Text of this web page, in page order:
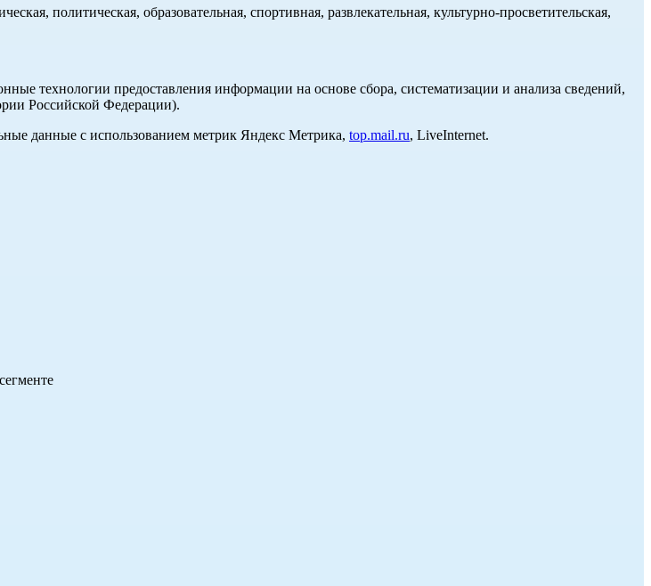
политическая, образовательная, спортивная, развлекательная, культурно-просветительская,
технологии предоставления информации на основе сбора, систематизации и анализа сведений,
Российской Федерации).
данные с использованием метрик Яндекс Метрика, top.mail.ru, LiveInternet.